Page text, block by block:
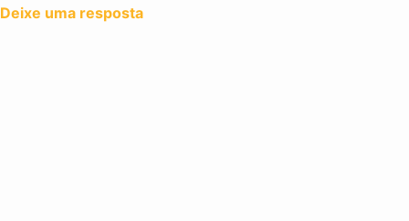
Deixe uma resposta